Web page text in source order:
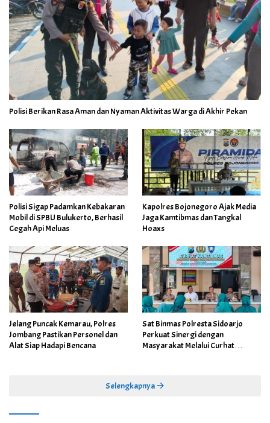
Polisi Berikan Rasa Aman dan Nyaman Aktivitas Warga di Akhir Pekan
Polisi Sigap Padamkan Kebakaran
Mobil di SPBU Bulukerto, Berhasil
Cegah Api Meluas
Kapolres Bojonegoro Ajak Media
Jaga Kamtibmas dan Tangkal
Hoaxs
Jelang Puncak Kemarau, Polres
Jombang Pastikan Personel dan
Alat Siap Hadapi Bencana
Sat Binmas Polresta Sidoarjo
Perkuat Sinergi dengan
Masyarakat Melalui Curhat
Selengkapnya